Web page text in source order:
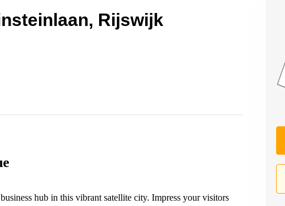
Rijswijk
hub in this vibrant satellite city. Impress your visitors